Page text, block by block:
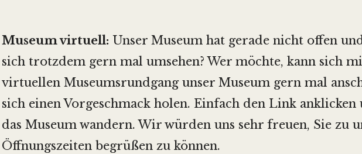
Museum virtuell: Unser Museum hat gerade nicht offen
sich trotzdem gern mal umsehen? Wer möchte, kann sich
virtuellen Museumsrundgang unser Museum gern mal
sich einen Vorgeschmack holen. Einfach den Link
das Museum wandern. Wir würden uns sehr freuen, Sie zu
Öffnungszeiten begrüßen zu können.